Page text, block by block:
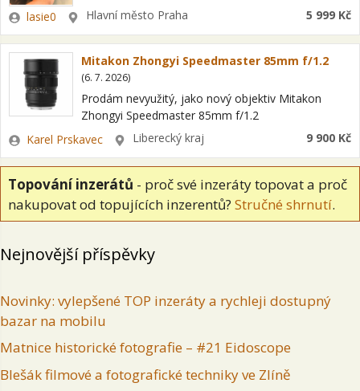
nahrazeno UV filtrem. Optika vždy s filtrem,…
Zadavatel
lasie0 LokalitaHlavní město Praha 5 999 Kč
Mitakon Zhongyi Speedmaster 85mm f/1.2
(6. 7. 2026)
Prodám nevyužitý, jako nový objektiv Mitakon
Zhongyi Speedmaster 85mm f/1.2
Zadavatel
Karel Prskavec LokalitaLiberecký kraj 9 900 Kč
Topování inzerátů - proč své inzeráty topovat a proč
nakupovat od topujících inzerentů? Stručné shrnutí.
Nejnovější příspěvky
Novinky: vylepšené TOP inzeráty a rychleji dostupný
bazar na mobilu
Matnice historické fotografie – #21 Eidoscope
Blešák filmové a fotografické techniky ve Zlíně